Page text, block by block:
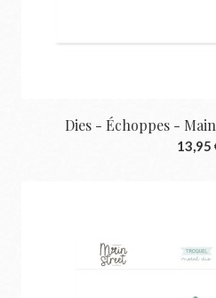
Dies - Échoppes -
13,95